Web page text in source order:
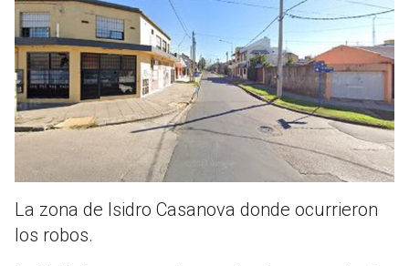
La zona de Isidro Casanova donde ocurrieron
los robos.